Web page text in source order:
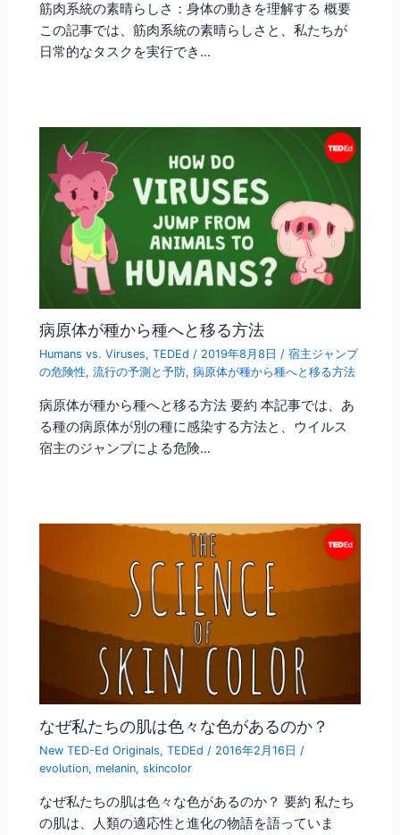
筋肉系統の素晴らしさ：身体の動きを理解する 概要
この記事では、筋肉系統の素晴らしさと、私たちが
日常的なタスクを実行でき…
病原体が種から種へと移る方法
Humans vs. Viruses,TEDEd / 2019年8月8日/宿主ジャンプ
の危険性,流行の予測と予防,病原体が種から種へと移る方法
病原体が種から種へと移る方法 要約 本記事では、あ
る種の病原体が別の種に感染する方法と、ウイルス
宿主のジャンプによる危険…
なぜ私たちの肌は色々な色があるのか？
New TED-Ed Originals,TEDEd / 2016年2月16日 /
evolution, melanin,skincolor
なぜ私たちの肌は色々な色があるのか？ 要約 私たち
の肌は、人類の適応性と進化の物語を語っていま